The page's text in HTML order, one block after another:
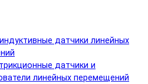
датчики линейных
датчики и
линейных перемещений